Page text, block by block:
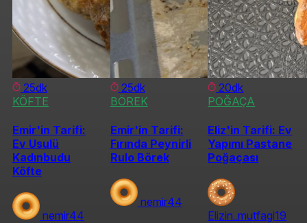
25dk
KÖFTE
Emir'in Tarifi:
Ev Usulü
Kadınbudu
Köfte
nemir44
25dk
BÖREK
Emir'in Tarifi:
Fırında Peynirli
Rulo Börek
nemir44
20dk
POĞAÇA
Eliz'in Tarifi: Ev
Yapımı Pastane
Poğaçası
Elizin_mutfagi19